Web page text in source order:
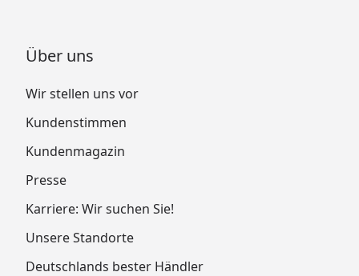
Über uns
Wir stellen uns vor
Kundenstimmen
Kundenmagazin
Presse
Karriere: Wir suchen Sie!
Unsere Standorte
Deutschlands bester Händler